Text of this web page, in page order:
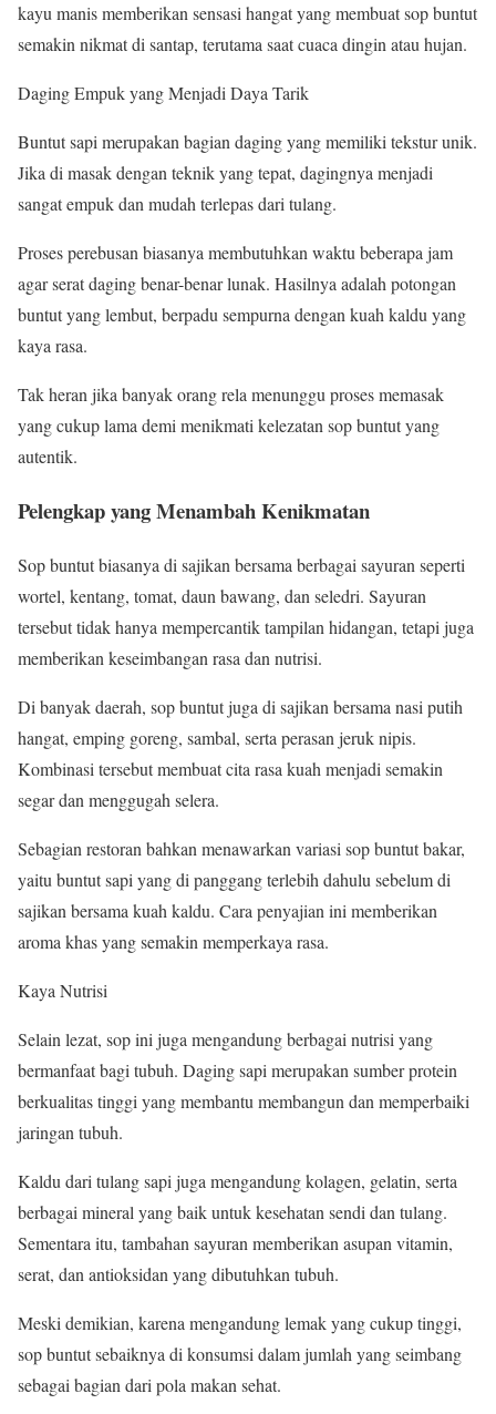
kayu manis memberikan sensasi hangat yang membuat sop buntut
semakin nikmat di santap, terutama saat cuaca dingin atau hujan.
Daging Empuk yang Menjadi Daya Tarik
Buntut sapi merupakan bagian daging yang memiliki tekstur unik.
Jika di masak dengan teknik yang tepat, dagingnya menjadi
sangat empuk dan mudah terlepas dari tulang.
Proses perebusan biasanya membutuhkan waktu beberapa jam
agar serat daging benar-benar lunak. Hasilnya adalah potongan
buntut yang lembut, berpadu sempurna dengan kuah kaldu yang
kaya rasa.
Tak heran jika banyak orang rela menunggu proses memasak
yang cukup lama demi menikmati kelezatan sop buntut yang
autentik.
Pelengkap yang Menambah Kenikmatan
Sop buntut biasanya di sajikan bersama berbagai sayuran seperti
wortel, kentang, tomat, daun bawang, dan seledri. Sayuran
tersebut tidak hanya mempercantik tampilan hidangan, tetapi juga
memberikan keseimbangan rasa dan nutrisi.
Di banyak daerah, sop buntut juga di sajikan bersama nasi putih
hangat, emping goreng, sambal, serta perasan jeruk nipis.
Kombinasi tersebut membuat cita rasa kuah menjadi semakin
segar dan menggugah selera.
Sebagian restoran bahkan menawarkan variasi sop buntut bakar,
yaitu buntut sapi yang di panggang terlebih dahulu sebelum di
sajikan bersama kuah kaldu. Cara penyajian ini memberikan
aroma khas yang semakin memperkaya rasa.
Kaya Nutrisi
Selain lezat, sop ini juga mengandung berbagai nutrisi yang
bermanfaat bagi tubuh. Daging sapi merupakan sumber protein
berkualitas tinggi yang membantu membangun dan memperbaiki
jaringan tubuh.
Kaldu dari tulang sapi juga mengandung kolagen, gelatin, serta
berbagai mineral yang baik untuk kesehatan sendi dan tulang.
Sementara itu, tambahan sayuran memberikan asupan vitamin,
serat, dan antioksidan yang dibutuhkan tubuh.
Meski demikian, karena mengandung lemak yang cukup tinggi,
sop buntut sebaiknya di konsumsi dalam jumlah yang seimbang
sebagai bagian dari pola makan sehat.